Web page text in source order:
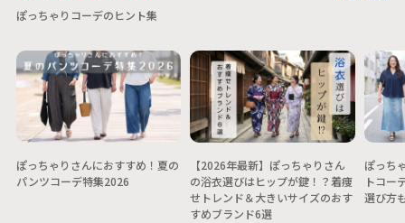
ぽっちゃりコーデのヒント集
ぽっちゃりさんにおすすめ！夏の
パンツコーデ特集2026
【2026年最新】ぽっちゃりさん
の浴衣選びはヒップが鍵！？着痩
せトレンド＆大きいサイズのおす
すめブランド6選
ぽっち
トコー
選び方